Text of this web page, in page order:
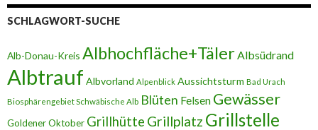
SCHLAGWORT-SUCHE
Alb-Donau-Kreis Albhochfläche+TälerAlbsüdrand
Albtrauf Albvorland Alpenblick Aussichtsturm Bad Urach
Biosphärengebiet Schwäbische Alb Blüten Felsen Gewässer
Goldener Oktober Grillhütte Grillplatz Grillstelle